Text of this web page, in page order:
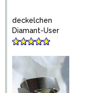
deckelchen
Diamant-User